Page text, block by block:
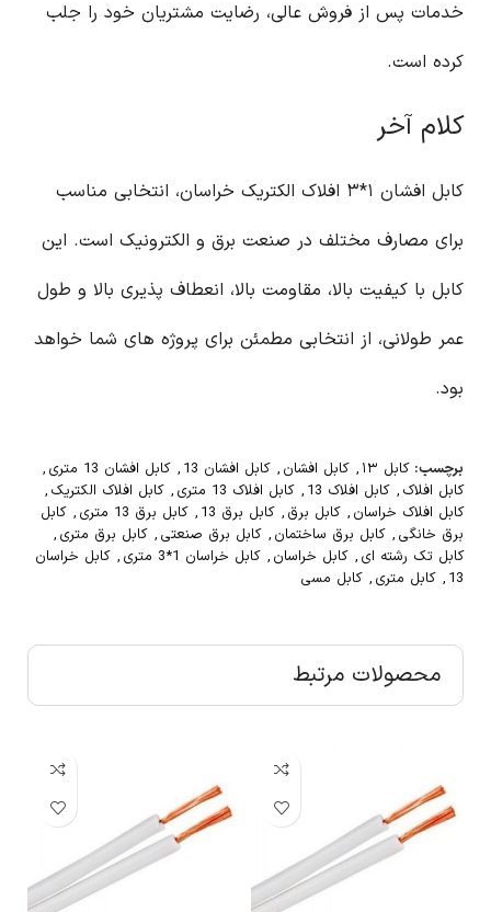
خدمات پس از فروش عالی، رضایت مشتریان خود را جلب
کرده است.
کلام آخر
کابل افشان ۱*۳ افلاک الکتریک خراسان، انتخابی مناسب
برای مصارف مختلف در صنعت برق و الکترونیک است. این
کابل با کیفیت بالا، مقاومت بالا، انعطاف پذیری بالا و طول
عمر طولانی، از انتخابی مطمئن برای پروژه های شما خواهد
بود.
برچسب: کابل ۱۳ , کابل افشان , کابل افشان 13 , کابل افشان 13 متری
,
کابل افلاک , کابل افلاک 13 , کابل افلاک 13 متری , کابل افلاک الکتریک ,
کابل افلاک خراسان , کابل برق , کابل برق 13 , کابل برق 13 متری , کابل
برق خانگی , کابل برق ساختمان , کابل برق صنعتی , کابل برق متری ,
کابل تک رشته ای , کابل خراسان , کابل خراسان 1*3 متری , کابل خراسان
13
, کابل متری , کابل مسی
محصولات مرتبط